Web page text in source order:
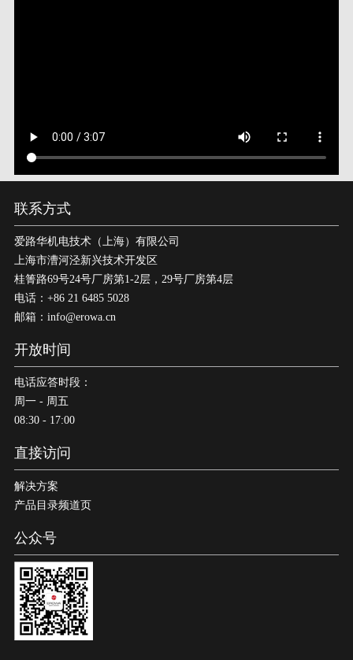
联系方式
爱路华机电技术（上海）有限公司
上海市漕河泾新兴技术开发区
桂箐路69号24号厂房第1-2层，29号厂房第4层
电话：+86 21 6485 5028
邮箱：info@erowa.cn
开放时间
电话应答时段：
周一 - 周五
08:30 - 17:00
直接访问
解决方案
产品目录频道页
公众号